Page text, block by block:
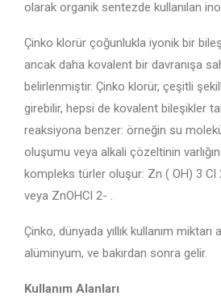
olarak organik sentezde kullanılan
Çinko klorür çoğunlukla iyonik bir
ancak daha kovalent bir davranışa
belirlenmiştir. Çinko klorür, çeşitli
girebilir, hepsi de kovalent bileşikler
reaksiyona benzer: örneğin su
oluşumu veya alkali çözeltinin
kompleks türler oluşur: Zn ( OH) 3 Cl
veya ZnOHCl 2- .
Çinko, dünyada yıllık kullanım miktarı
alüminyum, ve bakırdan sonra gelir.
Kullanım Alanları